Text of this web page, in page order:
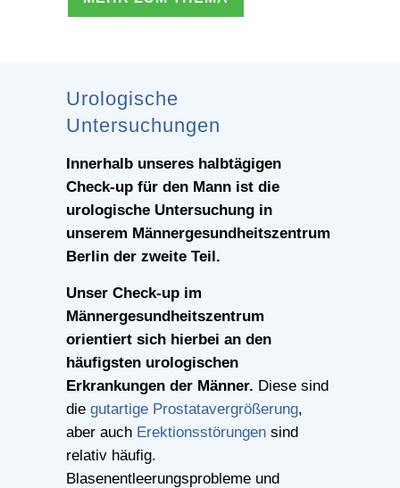
Urologische
Untersuchungen
Innerhalb unseres halbtägigen
Check-up für den Mann ist die
urologische Untersuchung in
unserem Männergesundheitszentrum
Berlin der zweite Teil.
Unser Check-up im
Männergesundheitszentrum
orientiert sich hierbei an den
häufigsten urologischen
Erkrankungen der Männer. Diese sind
die gutartige Prostatavergrößerung,
aber auch Erektionsstörungen sind
relativ häufig.
Blasenentleerungsprobleme und